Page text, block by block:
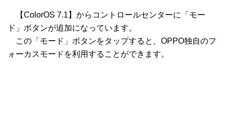
【ColorOS 7.1】からコントロールセンターに「モー
ド」ボタンが追加になっています。
この「モード」ボタンをタップすると、OPPO独自のフ
ォーカスモードを利用することができます。